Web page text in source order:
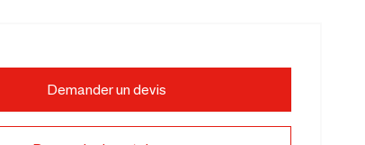
Demander un devis